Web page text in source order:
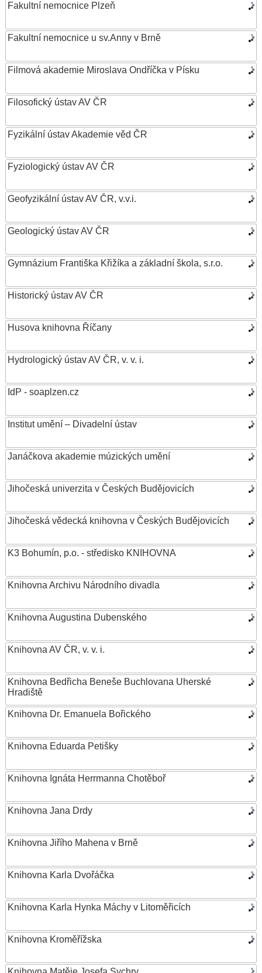
Fakultní nemocnice Plzeň
Fakultní nemocnice u sv.Anny v Brně
Filmová akademie Miroslava Ondříčka v Písku
Filosofický ústav AV ČR
Fyzikální ústav Akademie věd ČR
Fyziologický ústav AV ČR
Geofyzikální ústav AV ČR, v.v.i.
Geologický ústav AV ČR
Gymnázium Františka Křižíka a základní škola, s.r.o.
Historický ústav AV ČR
Husova knihovna Říčany
Hydrologický ústav AV ČR, v. v. i.
IdP - soaplzen.cz
Institut umění – Divadelní ústav
Janáčkova akademie múzických umění
Jihočeská univerzita v Českých Budějovicích
Jihočeská vědecká knihovna v Českých Budějovicích
K3 Bohumín, p.o. - středisko KNIHOVNA
Knihovna Archivu Národního divadla
Knihovna Augustina Dubenského
Knihovna AV ČR, v. v. i.
Knihovna Bedřicha Beneše Buchlovana Uherské
Hradiště
Knihovna Dr. Emanuela Bořického
Knihovna Eduarda Petišky
Knihovna Ignáta Herrmanna Chotěboř
Knihovna Jana Drdy
Knihovna Jiřího Mahena v Brně
Knihovna Karla Dvořáčka
Knihovna Karla Hynka Máchy v Litoměřicích
Knihovna Kroměřížska